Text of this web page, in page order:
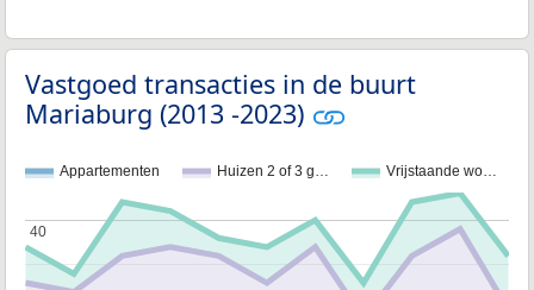
Vastgoed transacties in de buurt
Mariaburg (2013 -2023)
Appartementen Huizen 2 of 3 g… Vrijstaande wo…
40
40